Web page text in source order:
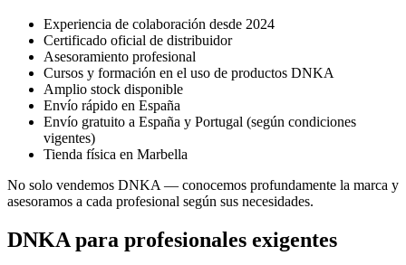
Experiencia de colaboración desde 2024
Certificado oficial de distribuidor
Asesoramiento profesional
Cursos y formación en el uso de productos DNKA
Amplio stock disponible
Envío rápido en España
Envío gratuito a España y Portugal (según condiciones
vigentes)
Tienda física en Marbella
No solo vendemos DNKA — conocemos profundamente la marca y
asesoramos a cada profesional según sus necesidades.
DNKA para profesionales exigentes